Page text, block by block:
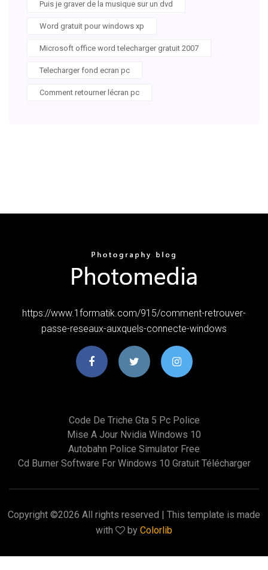
Puis je graver de la musique sur un dvd
Word gratuit pour windows xp
Microsoft office word telecharger gratuit 2007
Telecharger fond ecran pc
Comment retourner lécran pc
https://www.1formatik.com/915/comment-retrouver-
passe-reseaux-auxquels-connecte-windows
Code De Triche Gta 5 Pc Police
Mise A Jour Nvidia Windows 10
Autobahn Police Simulator Free
Cd Burner Software For Windows 10 Gratuit Télécharger
Copyright ©2026 All rights reserved | This template is made
with
by Colorlib